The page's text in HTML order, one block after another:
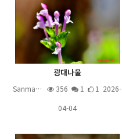
광대나물
Sanma… 356 1
1 2026-
04-04